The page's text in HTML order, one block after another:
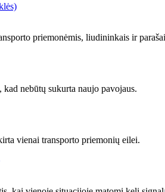
priemonėmis, liudininkais ir
nebūtų sukurta naujo pavojaus.
vienai transporto priemonių eilei.